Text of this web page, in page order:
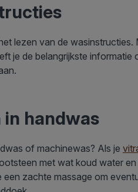
lezen van de
je de belangrijkste
handwas
of machinewas? Als je
met wat koud water
zachte massage om